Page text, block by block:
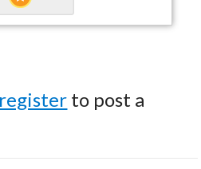
register to post a